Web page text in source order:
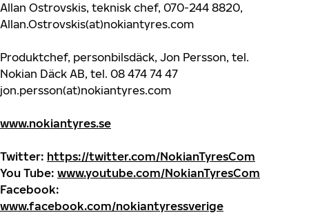
Allan Ostrovskis, teknisk chef, 070-244 8820,
Allan.Ostrovskis(at)nokiantyres.com
Produktchef, personbilsdäck, Jon Persson, tel.
Nokian Däck AB, tel. 08 474 74 47
jon.persson(at)nokiantyres.com
www.nokiantyres.se
Twitter: https://twitter.com/NokianTyresCom
You Tube: www.youtube.com/NokianTyresCom
Facebook:
www.facebook.com/nokiantyressverige